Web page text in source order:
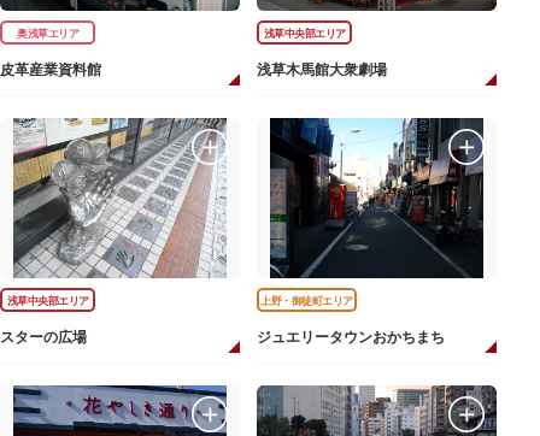
奥浅草エリア
皮革産業資料館
浅草中央部エリア
浅草木馬館大衆劇場
浅草中央部エリア
スターの広場
上野・御徒町エリア
ジュエリータウンおかちまち